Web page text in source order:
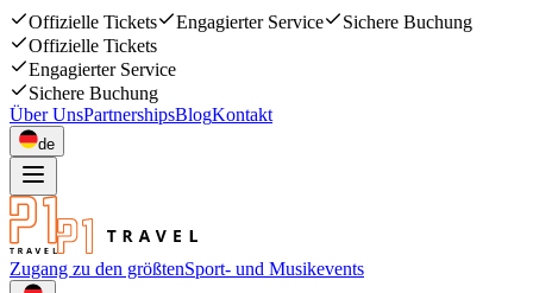
Offizielle Tickets Engagierter Service
Sichere Buchung
Offizielle Tickets
Engagierter Service
Sichere Buchung
Über UnsPartnershipsBlogKontakt
de
Zugang zu den größtenSport- und Musikevents